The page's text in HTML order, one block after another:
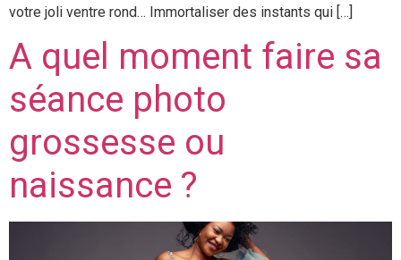
votre joli ventre rond… Immortaliser des instants qui […]
A quel moment faire sa
séance photo
grossesse ou
naissance ?